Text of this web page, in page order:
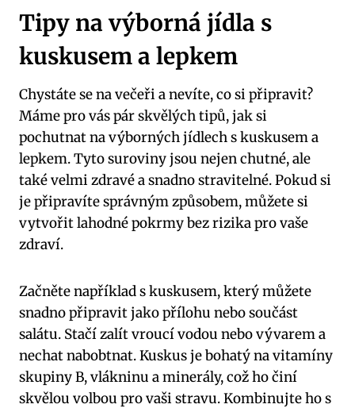
Tipy na výborná jídla s
kuskusem a lepkem
Chystáte se na večeři a nevíte, co si připravit?
Máme pro vás pár skvělých tipů, jak si
pochutnat na výborných jídlech s kuskusem a
lepkem. Tyto suroviny jsou nejen chutné, ale
také velmi zdravé a snadno stravitelné. Pokud si
je připravíte správným způsobem, můžete si
vytvořit lahodné pokrmy bez rizika pro vaše
zdraví.
Začněte například s kuskusem, který můžete
snadno připravit jako přílohu nebo součást
salátu. Stačí zalít vroucí vodou nebo vývarem a
nechat nabobtnat. Kuskus je bohatý na vitamíny
skupiny B, vlákninu a minerály, což ho činí
skvělou volbou pro vaši stravu. Kombinujte ho s